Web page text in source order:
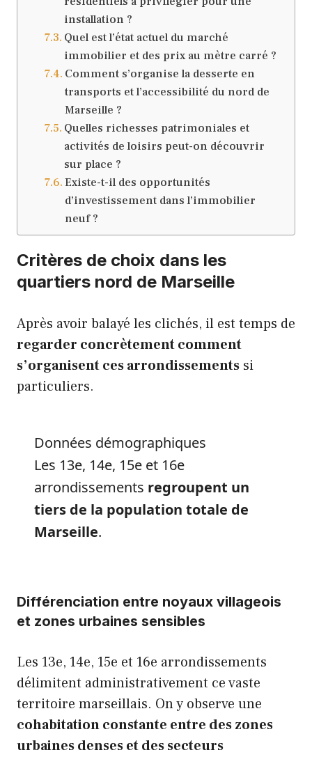
installation ?
Quel est l’état actuel du marché
immobilier et des prix au mètre carré ?
Comment s’organise la desserte en
transports et l’accessibilité du nord de
Marseille ?
Quelles richesses patrimoniales et
activités de loisirs peut-on découvrir
sur place ?
Existe-t-il des opportunités
d’investissement dans l’immobilier
neuf ?
Critères de choix dans les
quartiers nord de Marseille
Après avoir balayé les clichés, il est temps de
regarder concrètement comment
s’organisent ces arrondissements si
particuliers.
Données démographiques
Les 13e, 14e, 15e et 16e
arrondissements regroupent un
tiers de la population totale de
Marseille.
Différenciation entre noyaux villageois
et zones urbaines sensibles
Les 13e, 14e, 15e et 16e arrondissements
délimitent administrativement ce vaste
territoire marseillais. On y observe une
cohabitation constante entre des zones
urbaines denses et des secteurs